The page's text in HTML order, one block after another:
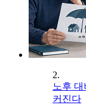
2.
노후
커진다